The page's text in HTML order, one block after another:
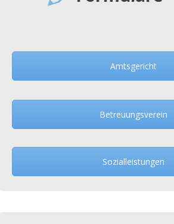
Amtsgericht
Betreuungsverein
Sozialleistungen